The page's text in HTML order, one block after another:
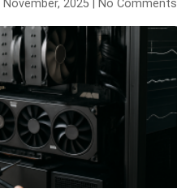
2025 | No Comments